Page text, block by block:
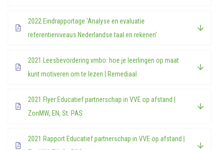
2022 Eindrapportage 'Analyse en evaluatie
referentieniveaus Nederlandse taal en rekenen'
2021 Leesbevordering vmbo: hoe je leerlingen op maat
kunt motiveren om te lezen | Remediaal
2021 Flyer Educatief partnerschap in VVE op afstand |
ZonMW, EN, St. PAS
2021 Rapport Educatief partnerschap in VVE op afstand |